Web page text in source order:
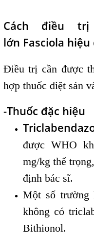
Cách điều
lớn Fasciola​ hiệu
Điều trị cần được
hợp thuốc diệt sán
-Thuốc đặc hiệu
được WHO
mg/kg thể
định bác sĩ.
Một số trường
không có
Bithionol.